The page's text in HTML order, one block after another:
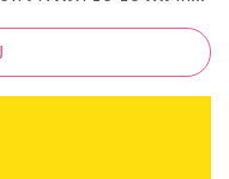
รเลือด ชั้น 3B อาคารภูมิสิ